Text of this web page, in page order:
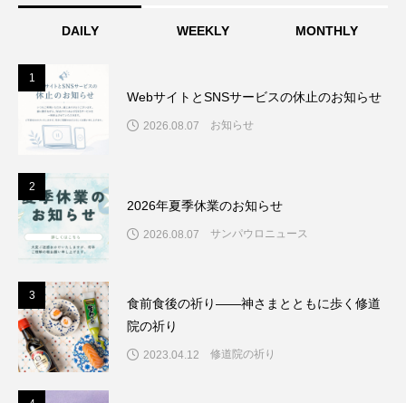
DAILY WEEKLY MONTHLY
1
WebサイトとSNSサービスの休止のお知らせ
2026.08.07 お知らせ
2
2026年夏季休業のお知らせ
2026.08.07 サンパウロニュース
3
食前食後の祈り――神さまとともに歩く修道
院の祈り
2023.04.12 修道院の祈り